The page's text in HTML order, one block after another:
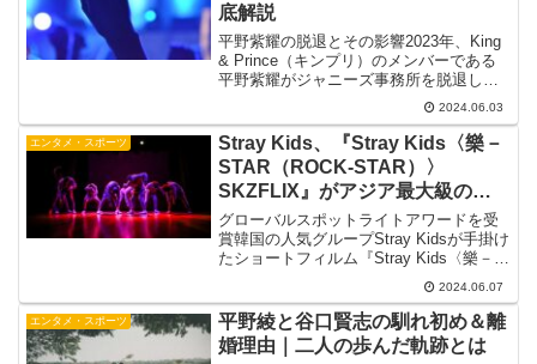
底解説
平野紫耀の脱退とその影響2023年、King
& Prince（キンプリ）のメンバーである
平野紫耀がジャニーズ事務所を脱退しま
した。このニュースは日本国内だけでな
く、海外でも大きな話題となりました。
特に韓国では、平野紫耀の脱退に対する
反応が...
2024.06.03
エンタメ・スポーツ
Stray Kids、『Stray Kids〈樂－
STAR（ROCK-STAR）〉
SKZFLIX』がアジア最大級の国
際短編映画祭で栄誉を獲得！
グローバルスポットライトアワードを受
賞韓国の人気グループStray Kidsが手掛け
たショートフィルム『Stray Kids〈樂－
STAR（ROCK-STAR）〉SKZFLIX』が、
アジア最大級の国際短編映画祭「ショー
トショートフィルムフェ...
2024.06.07
エンタメ・スポーツ
平野綾と谷口賢志の馴れ初め＆離
婚理由｜二人の歩んだ軌跡とは